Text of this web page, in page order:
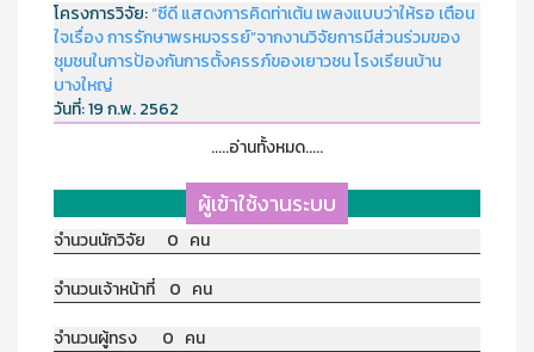
โครงการวิจัย:“ซีดี แสดงการคิดท่าเต้น เพลงแบบว่าให้รอ เตือน
ใจเรื่อง การรักษาพรหมจรรย์”จากงานวิจัยการมีส่วนร่วมของ
ชุมชนในการป้องกันการตั้งครรภ์ของเยาวชน โรงเรียนบ้าน
บางใหญ่
วันที่:19 ก.พ. 2562
.....อ่านทั้งหมด.....
ผู้เข้าใช้งานระบบ
จำนวนนักวิจัย 0 คน
จำนวนเจ้าหน้าที่ 0 คน
จำนวนผู้ทรง 0 คน